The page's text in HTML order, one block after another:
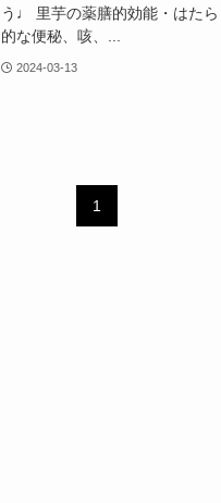
う♩ 里芋の薬膳的効能・はた
的な便秘、咳、...
2024-03-13
1